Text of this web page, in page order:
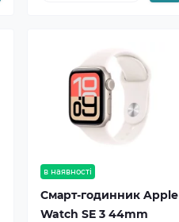
в наявності
Смарт-годинник Apple
Watch SE 3 44mm